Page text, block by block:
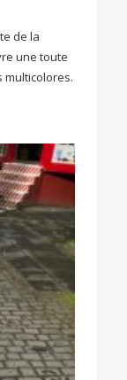
de la
une toute
multicolores.